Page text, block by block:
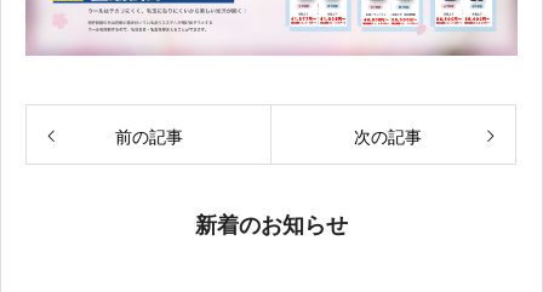
前の記事 次の記事
新着のお知らせ